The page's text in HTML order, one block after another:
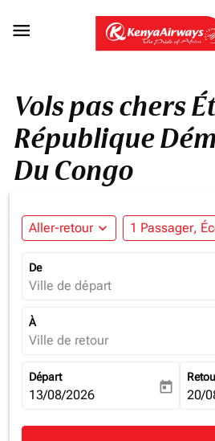

Vols pas chers
République
Du Congo
Aller-retour expand_more 1 Passager,
De
Ville de départ
À
Ville de retour
Départ
fc-booking-departure-date-aria-
13/08/2026 today fc-
20/